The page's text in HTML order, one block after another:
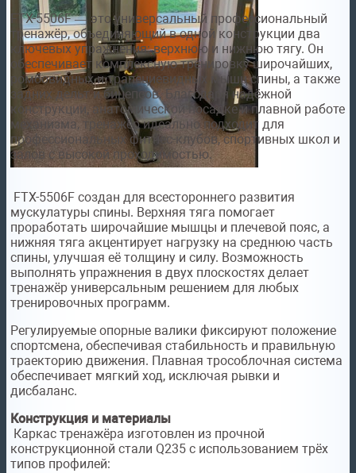
FTX-5506F — это универсальный профессиональный
тренажёр, объединяющий в одной конструкции два
ключевых упражнения: верхнюю и нижнюю тягу. Он
обеспечивает комплексную тренировку широчайших,
ромбовидных и трапециевидных мышц спины, а также
задних дельт и бицепсов. Благодаря надёжной
конструкции, анатомической посадке и плавной работе
механизма, тренажёр идеально подходит для
профессиональных фитнес-клубов, спортивных школ и
залов с высокой проходимостью.
FTX-5506F создан для всестороннего развития
мускулатуры спины. Верхняя тяга помогает
проработать широчайшие мышцы и плечевой пояс, а
нижняя тяга акцентирует нагрузку на среднюю часть
спины, улучшая её толщину и силу. Возможность
выполнять упражнения в двух плоскостях делает
тренажёр универсальным решением для любых
тренировочных программ.
Регулируемые опорные валики фиксируют положение
спортсмена, обеспечивая стабильность и правильную
траекторию движения. Плавная трособлочная система
обеспечивает мягкий ход, исключая рывки и
дисбаланс.
Конструкция и материалы
Каркас тренажёра изготовлен из прочной
конструкционной стали Q235 с использованием трёх
типов профилей: